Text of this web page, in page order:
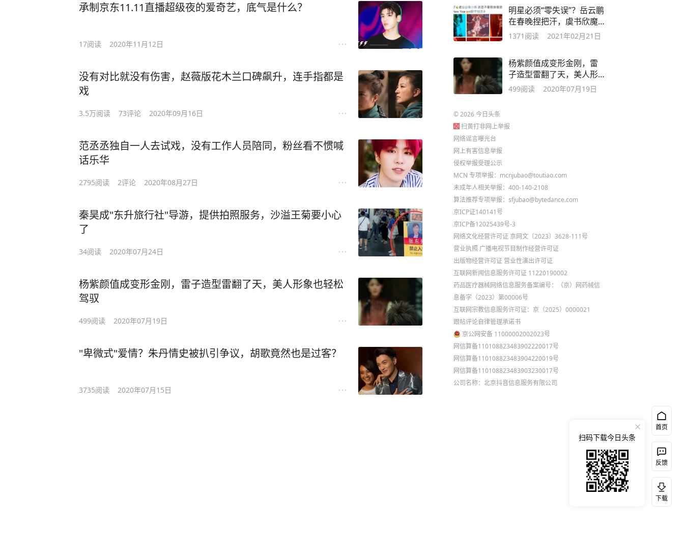
承制京东11.11直播超级夜的爱奇艺，底气是什么？
17阅读 2020年11月12日
没有对比就没有伤害，赵薇版花木兰口碑飙升，连手指都是
戏
3.5万阅读 73评论 2020年09月16日
范丞丞独自一人去试戏，没有工作人员陪同，粉丝看不惯喊
话乐华
2795阅读 2评论 2020年08月27日
秦昊成"东升旅行社"导游，提供拍照服务，沙溢王菊要小心
了
34阅读 2020年07月24日
杨紫颜值成变形金刚，雷子造型雷翻了天，美人形象也轻松
驾驭
499阅读 2020年07月19日
"卑微式"爱情？朱丹情史被扒引争议，胡歌竟然也是过客？
3735阅读 2020年07月15日
明星必须“零失误”？岳云鹏
在春晚捏把汗，虞书欣魔术
露马脚
1371 阅读 2021年02月21日
杨紫颜值成变形金刚，雷
子造型雷翻了天，美人形
象也轻松驾驭
499阅读 2020年07月19日
©2026今日头条
扫黄打非网上举报
网络谣言曝光台
网上有害信息举报
侵权举报受理公示
MCN 专项举报：mcnjubao@toutiao.com
未成年人相关举报：400-140-2108
算法推荐专项举报：sfjubao@bytedance.com
京ICP证140141号
京ICP备12025439号-3
网络文化经营许可证 京网文〔2023〕3628-111号
营业执照 广播电视节目制作经营许可证
出版物经营许可证 营业性演出许可证
互联网新闻信息服务许可证 11220190002
药品医疗器械网络信息服务备案编号：（京）网药械信
息备字（2023）第00006号
互联网宗教信息服务许可证：京（2025）0000021
跟帖评论自律管理承诺书
京公网安备 11000002002023号
网信算备110108823483902220017号
网信算备110108823483904220019号
网信算备110108823483903230017号
公司名称：北京抖音信息服务有限公司
首页
反馈
下载
扫码下载今日头条